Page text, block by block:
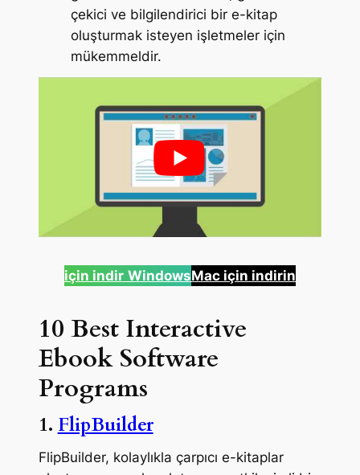
çekici ve bilgilendirici bir e-kitap
oluşturmak isteyen işletmeler için
mükemmeldir.
için indir WindowsMac için indirin
10 Best Interactive
Ebook Software
Programs
1. FlipBuilder
FlipBuilder, kolaylıkla çarpıcı e-kitaplar